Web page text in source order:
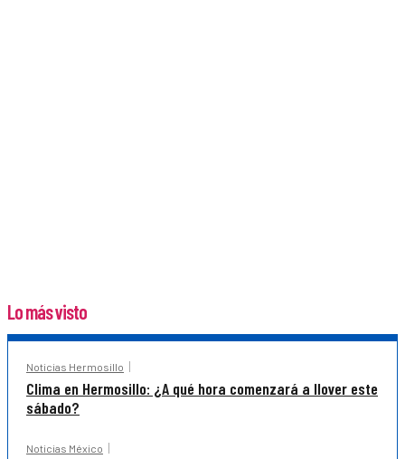
Lo más visto
Noticias Hermosillo
Clima en Hermosillo: ¿A qué hora comenzará a llover este
sábado?
Noticias México